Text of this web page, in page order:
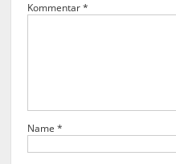
Kommentar*
Name*